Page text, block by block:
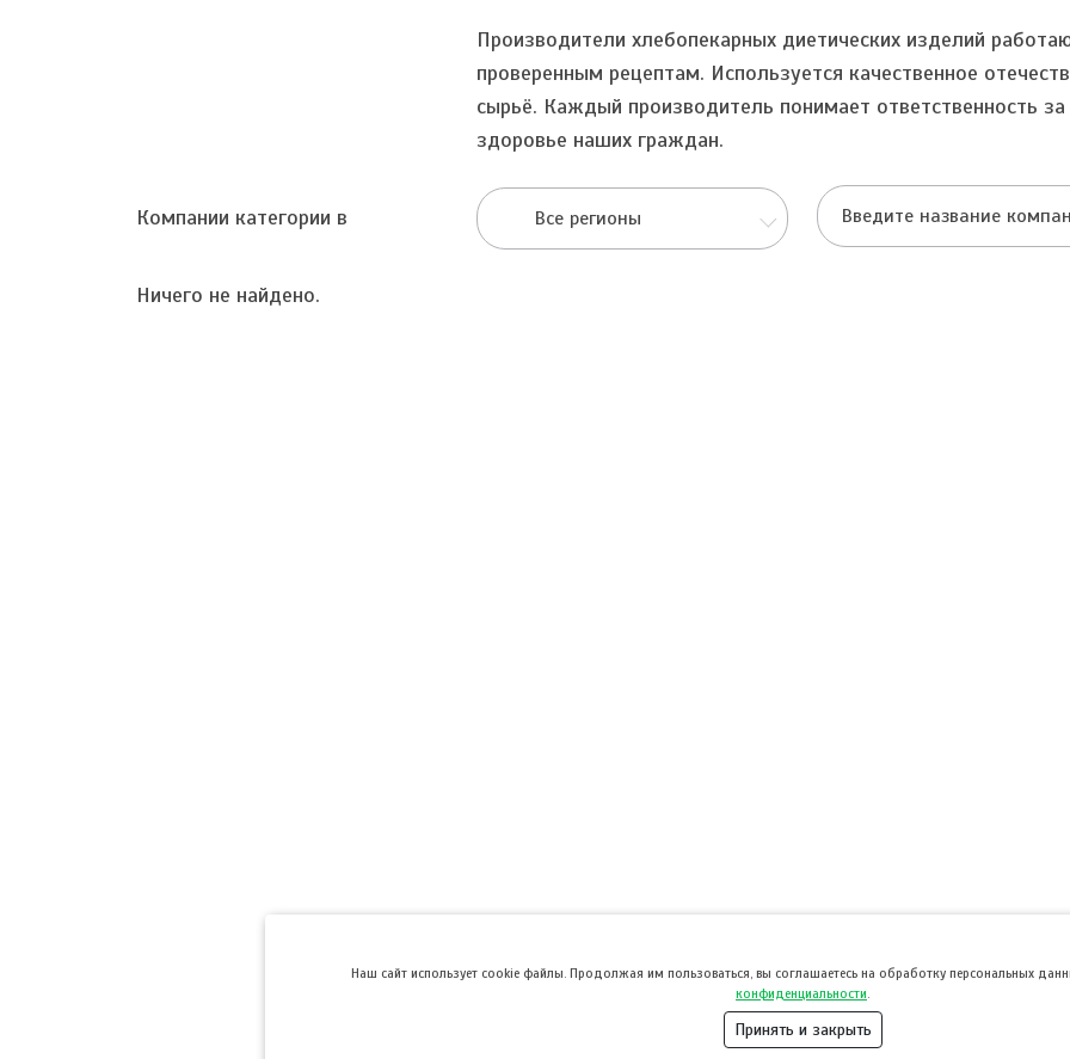
Производители хлебопекарных диетических изделий
проверенным рецептам. Используется качественное
сырьё. Каждый производитель понимает ответственность за
здоровье наших граждан.
Компании категории в Все регионы
Ничего не найдено.
Hаш сайт использует cookie файлы. Продолжая им пользоваться, вы соглашаетесь на обработку персональных
конфиденциальности
Принять и закрыть